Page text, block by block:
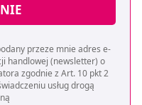
przeze mnie adres e-
handlowej (newsletter) o
zgodnie z Art. 10 pkt 2
usług drogą